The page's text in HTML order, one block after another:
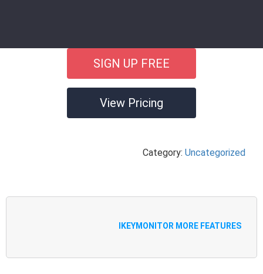
SIGN UP FREE
View Pricing
Category: Uncategorized
IKEYMONITOR MORE FEATURES